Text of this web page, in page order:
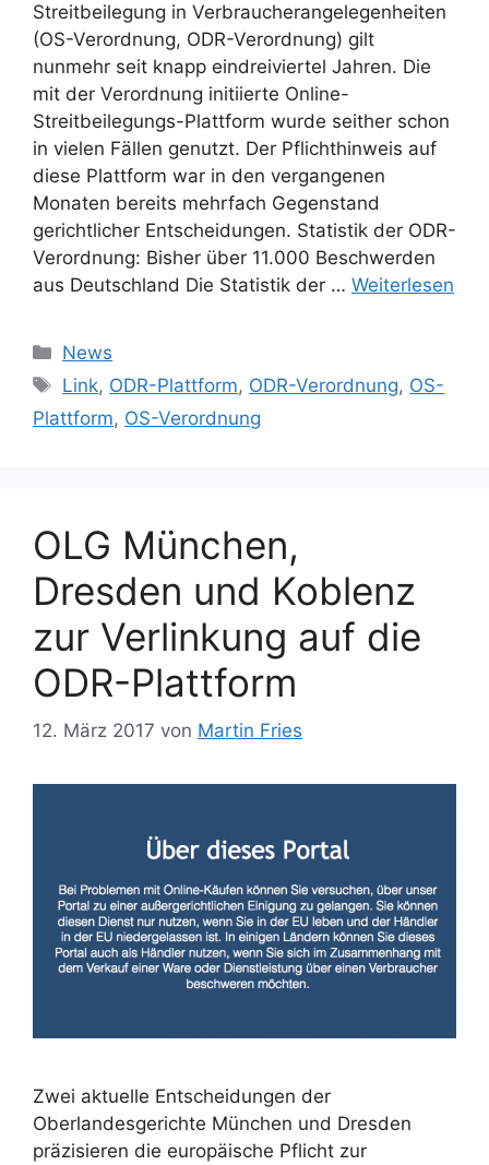
Streitbeilegung in Verbraucherangelegenheiten
(OS-Verordnung, ODR-Verordnung) gilt
nunmehr seit knapp eindreiviertel Jahren. Die
mit der Verordnung initiierte Online-
Streitbeilegungs-Plattform wurde seither schon
in vielen Fällen genutzt. Der Pflichthinweis auf
diese Plattform war in den vergangenen
Monaten bereits mehrfach Gegenstand
gerichtlicher Entscheidungen. Statistik der ODR-
Verordnung: Bisher über 11.000 Beschwerden
aus Deutschland Die Statistik der … Weiterlesen
Kategorien
News
Schlagwörter
Link, ODR-Plattform, ODR-Verordnung, OS-
Plattform, OS-Verordnung
OLG München,
Dresden und Koblenz
zur Verlinkung auf die
ODR-Plattform
12. März 2017 von Martin Fries
Zwei aktuelle Entscheidungen der
Oberlandesgerichte München und Dresden
präzisieren die europäische Pflicht zur